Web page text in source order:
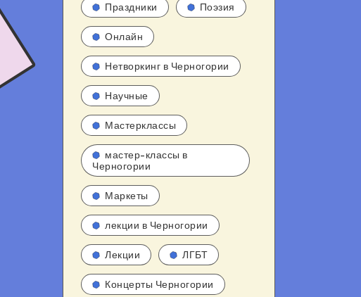
Праздники Поэзия
Онлайн
Нетворкинг в Черногории
Научные
Мастерклассы
мастер-классы в
Черногории
Маркеты
лекции в Черногории
Лекции ЛГБТ
Концерты Черногории